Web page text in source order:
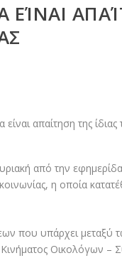
από την εφημερίδα
η οποία
που υπάρχει μεταξύ
Οικολόγων –